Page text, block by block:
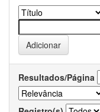
Resultados/Página